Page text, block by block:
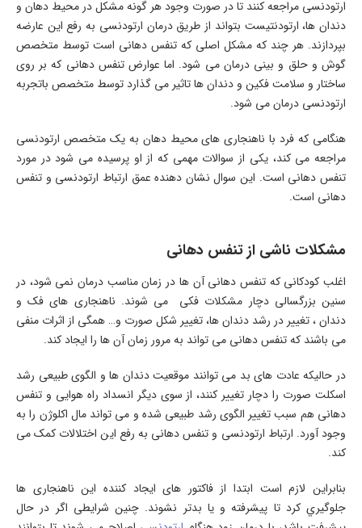
ارتودنسی مراجعه کنند تا در صورت وجود هر گونه مشکل در محیط دهان و
دندان ها، ارتودنتیست بتواند از طریق درمان ارتودنسی به رفع این عارضه
بپردازند. هر چند که مشکل اصلی که تنفس دهانی است توسط متخصص
گوش و حلق و بینی درمان می شود. اما عوارض تنفس دهانی که بر روی
ساختار و سلامت فکین و دندان ها تاثیر می گذارد توسط متخصص باتجربه
ارتودنسی درمان می شود.
هنگامی که فرد با ناهنجاری های محیط دهان به یک متخصص ارتودنسی
مراجعه می کند، یکی از سوالات مهمی که از او پرسیده می شود در مورد
تنفس دهانی است. این سوال نشان دهنده عمق ارتباط ارتودنسی و تنفس
دهانی است.
مشکلات ناشی از تنفس دهانی
اغلب کودکانی که تنفس دهانی آن ها در زمان مناسب درمان نمی شود، در
سنین بزرگسالی دچار مشکلات فکی می شوند. ناهنجاری های فک و
دندان ، تغییر در رشد دندان ها، تغییر شکل صورت و… همگی از اثرات منفی
می باشند که تنفس دهانی می تواند به مرور زمان آن ها را ایجاد کند.
در حالیکه عادت های بد می توانند موقعیت دندان ها و الگوی طبیعی رشد
اسکلت صورت را دچار تغییر کنند، از سوی دیگر انسداد راه هوایی و تنفس
دهانی هم سبب تغییر الگوی رشد طبیعی شده و می تواند مال اکلوژن را به
وجود آورد. ارتباط ارتودنسی و تنفس دهانی به رفع این اختلالات کمک می
کند.
بنابراين لازم است ابتدا از فاکتور های ایجاد کننده این ناهنجاری ها
جلوگيري کرد تا پیشرفته و یا بدتر نشوند. چنین شرایطی اگر در حال